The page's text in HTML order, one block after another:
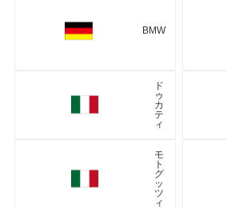
BMW
ド
ゥ
カ
テ
ィ
モ
ト
グ
ッ
ツ
ィ